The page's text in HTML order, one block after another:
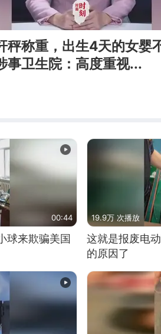
秤称重，出生4天的女婴
事卫生院：高度重视...
00:44
球来欺骗美国
19.9万 次播放
这就是报废电
的原因了